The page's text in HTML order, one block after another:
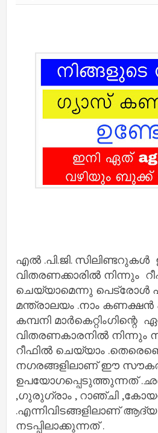
എൽ .പി.ജി. സിലിണ്ടറുകൾ
വിതരണക്കാരിൽ നിന്നും
ചെയ്യാമെന്നു പെട്രോൾ
മന്ത്രാലയം .നാം
കമ്പനി മാർകെറ്റിംഗിന്റെ
വിതരണകാരനിൽ നിന്നും
റീഫിൽ ചെയ്യാം
നഗരങ്ങളിലാണ് ഈ
ഉപയോഗപ്പെടുത്തുന്നത്
,ഗുരുഗ്രാം , റാഞ്ചി
.എന്നിവിടങ്ങളിലാണ് ആദ്യ
നടപ്പിലാക്കുന്നത് .